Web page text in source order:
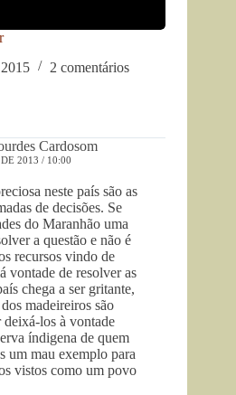
2 comentários
Cardosom
2013 / 10:00
neste país são as
de decisões. Se
do Maranhão uma
a questão e não é
recursos vindo de
vontade de resolver as
chega a ser gritante,
madeireiros são
deixá-los à vontade
índigena de quem
um mau exemplo para
vistos como um povo